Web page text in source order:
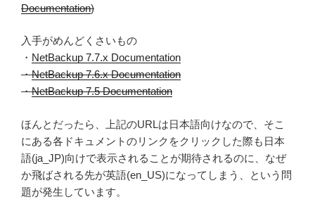
Documentation)
入手がめんどくさいもの
・ NetBackup 7.7.x Documentation
・NetBackup 7.6.x Documentation
・NetBackup 7.5 Documentation
ほんとだったら、上記のURLは日本語向けなので、そこ
にある各ドキュメントのリンクをクリックした際も日本
語(ja_JP)向けで表示されることが期待されるのに、なぜ
か飛ばされる先が英語(en_US)になってしまう、という問
題が発生しています。